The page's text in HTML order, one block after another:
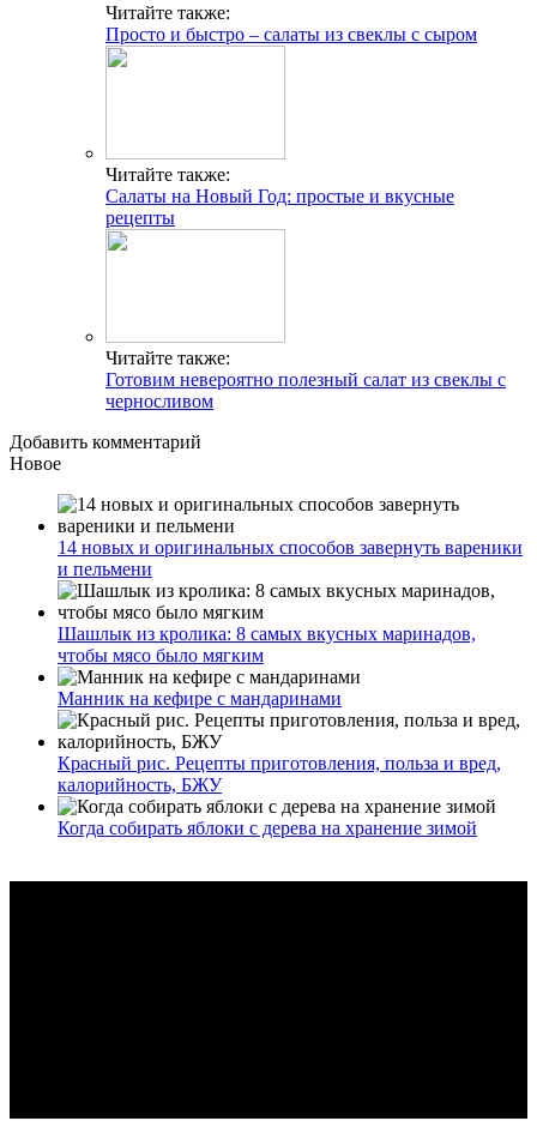
Читайте также:
Просто и быстро – салаты из свеклы с сыром
Читайте также:
Салаты на Новый Год: простые и вкусные
рецепты
Читайте также:
Готовим невероятно полезный салат из свеклы с
черносливом
Добавить комментарий
Новое
14 новых и оригинальных способов завернуть вареники
и пельмени
Шашлык из кролика: 8 самых вкусных маринадов,
чтобы мясо было мягким
Манник на кефире с мандаринами
Красный рис. Рецепты приготовления, польза и вред,
калорийность, БЖУ
Когда собирать яблоки с дерева на хранение зимой